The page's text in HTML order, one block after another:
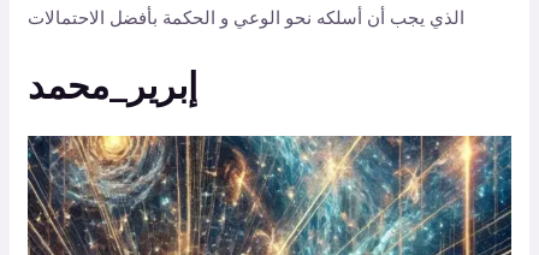
الذي يجب أن أسلكه نحو الوعي و الحكمة بأفضل الاحتمالات
إبرير_محمد